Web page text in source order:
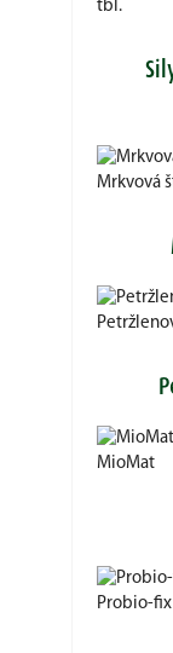
tbl.
Mrkvová
MioMat
Probio-